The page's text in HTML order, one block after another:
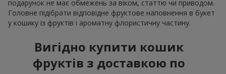
подарунок не має обмежень за віком, статтю чи приводом.
Головне підібрати відповідне фруктове наповнення в букет
у кошику із фруктів і ароматну флористичну частину.
Вигідно купити кошик
фруктів з доставкою по